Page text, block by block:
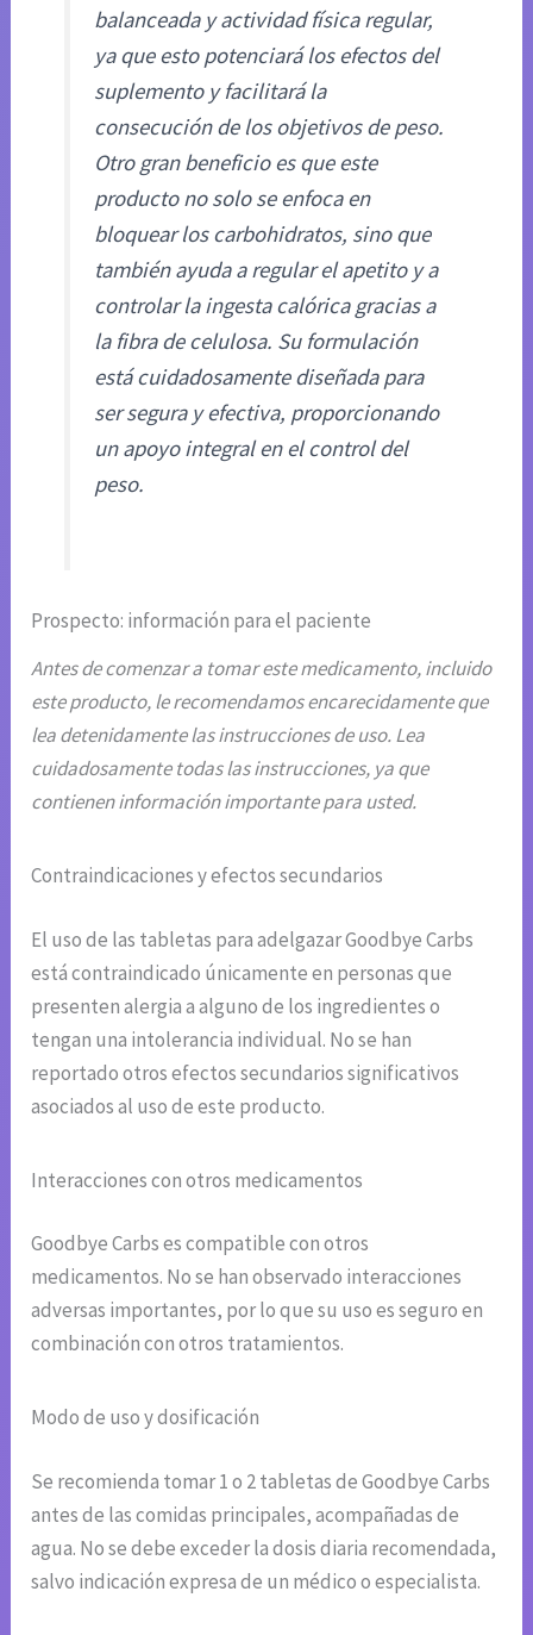
balanceada y actividad física regular,
ya que esto potenciará los efectos del
suplemento y facilitará la
consecución de los objetivos de peso.
Otro gran beneficio es que este
producto no solo se enfoca en
bloquear los carbohidratos, sino que
también ayuda a regular el apetito y a
controlar la ingesta calórica gracias a
la fibra de celulosa. Su formulación
está cuidadosamente diseñada para
ser segura y efectiva, proporcionando
un apoyo integral en el control del
peso.
Prospecto: información para el paciente
Antes de comenzar a tomar este medicamento, incluido
este producto, le recomendamos encarecidamente que
lea detenidamente las instrucciones de uso. Lea
cuidadosamente todas las instrucciones, ya que
contienen información importante para usted.
Contraindicaciones y efectos secundarios
El uso de las tabletas para adelgazar Goodbye Carbs
está contraindicado únicamente en personas que
presenten alergia a alguno de los ingredientes o
tengan una intolerancia individual. No se han
reportado otros efectos secundarios significativos
asociados al uso de este producto.
Interacciones con otros medicamentos
Goodbye Carbs es compatible con otros
medicamentos. No se han observado interacciones
adversas importantes, por lo que su uso es seguro en
combinación con otros tratamientos.
Modo de uso y dosificación
Se recomienda tomar 1 o 2 tabletas de Goodbye Carbs
antes de las comidas principales, acompañadas de
agua. No se debe exceder la dosis diaria recomendada,
salvo indicación expresa de un médico o especialista.